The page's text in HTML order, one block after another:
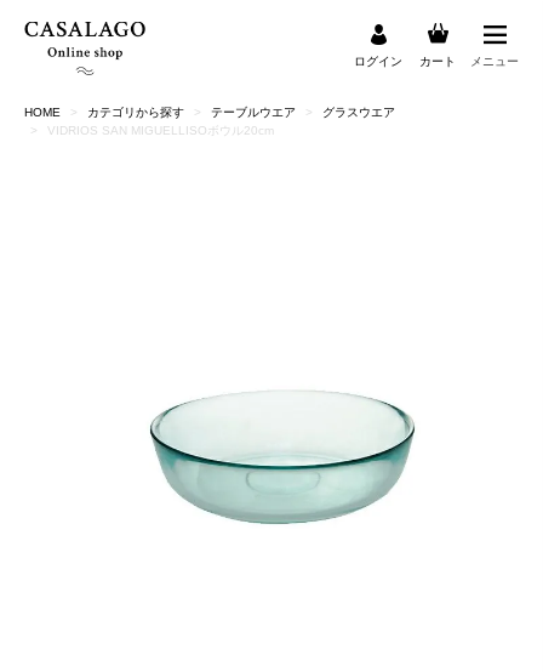
ログイン カート メニュー
HOME カテゴリから探す テーブルウエア
グラスウエア
VIDRIOS SAN MIGUELLISOボウル20cm
検索